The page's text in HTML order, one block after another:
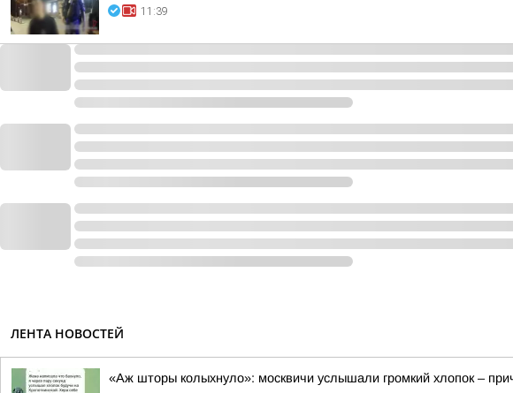
11:39
ЛЕНТА НОВОСТЕЙ
«Аж шторы колыхнуло»: москвичи услышали громкий хлопок –